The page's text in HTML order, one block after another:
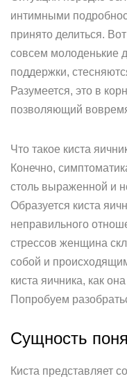
интимными
принято делиться.
совсем молоденькие
поддержки,
Разумеется, это в
позволяющий
Что такое киста
Конечно,
столь выраженной и
Образуется киста
неправильного
стрессов женщина
собой и
киста яичника, как
Попробуем
Сущность
Киста представляет